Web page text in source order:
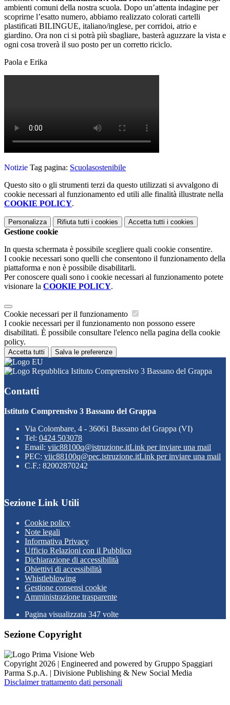
ambienti comuni della nostra scuola. Dopo un’attenta indagine per
scoprirne l’esatto numero, abbiamo realizzato colorati cartelli
plastificati BILINGUE, italiano/inglese, per corridoi, atrio e
giardino. Ora non ci si potrà più sbagliare, basterà aguzzare la vista e
ogni cosa troverà il suo posto per un corretto riciclo.
Paola e Erika
Notizie Tag pagina: Scuolasostenibile
Questo sito o gli strumenti terzi da questo utilizzati si avvalgono di
cookie necessari al funzionamento ed utili alle finalità illustrate nella
COOKIE POLICY.
Personalizza Rifiuta tutti i cookies Accetta tutti i cookies
Gestione cookie
In questa schermata è possibile scegliere quali cookie consentire.
I cookie necessari sono quelli che consentono il funzionamento della
piattaforma e non è possibile disabilitarli.
Per conoscere quali sono i cookie necessari al funzionamento potete
visionare la COOKIE POLICY.
Cookie necessari per il funzionamento
I cookie necessari per il funzionamento non possono essere
disabilitati. È possibile consultare l'elenco nella pagina della cookie
policy.
Accetta tutti Salva le preferenze
Istituto Comprensivo 3 Bassano del Grappa
Contatti
Istituto Comprensivo 3 Bassano del Grappa
Via Colombare, 4 - 36061 Bassano del Grappa (VI)
Tel: 0424 503078
Email: viic88100q@istruzione.itLink per inviare una mail
PEC: viic88100q@pec.istruzione.itLink per inviare una mail
C.F.: 82002870242
Sezione Link Utili
Cookie policy
Note legali
Informativa Privacy
Ufficio Relazioni con il Pubblico
Dichiarazione di accessibilità
Obiettivi di accessibilità
Whistleblowing
Gestione consensi cookie
Amministrazione trasparente
Pagina visualizzata 347 volte
Sezione Copyright
Copyright 2026 | Engineered and powered by Gruppo Spaggiari
Parma S.p.A. | Divisione Publishing & New Social Media
Disclaimer trattamento dati personali